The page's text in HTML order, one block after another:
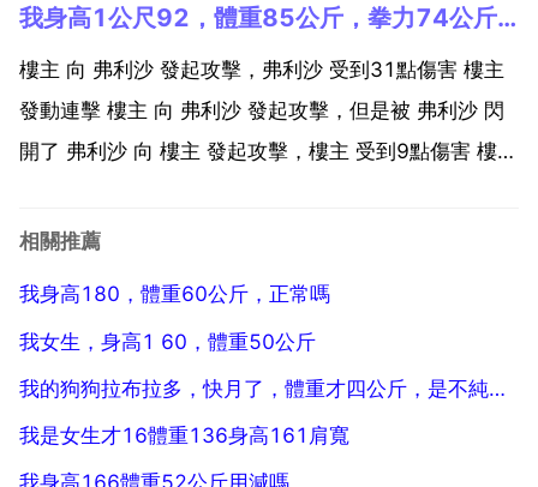
體質量 標準體重正負 為正常體重 標準體重正負基並凳
超搏旅重或體重不足 標準體重正負 為肥...
我身高1公尺92，體重85公斤，拳力74公斤，能否擊倒弗利沙
樓主 向 弗利沙 發起攻擊，弗利沙 受到31點傷害 樓主
發動連擊 樓主 向 弗利沙 發起攻擊，但是被 弗利沙 閃
開了 弗利沙 向 樓主 發起攻擊，樓主 受到9點傷害 樓主
到77點傷害 弗利沙 向 樓主 發起攻擊，樓主 受到13點
相關推薦
我身高180，體重60公斤，正常嗎
我女生，身高1 60，體重50公斤
我的狗狗拉布拉多，快月了，體重才四公斤，是不純還是買到假狗了啊
我是女生才16體重136身高161肩寬
我身高166體重52公斤用減嗎